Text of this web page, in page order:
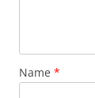
Name *